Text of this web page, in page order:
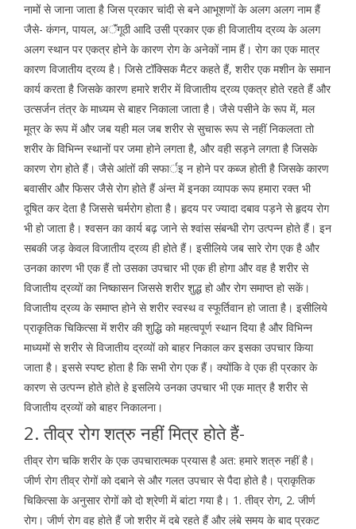
नामों से जाना जाता है जिस प्रकार चांदी से बने आभूशणों के अलग अलग नाम हैं
जैसे- कंगन, पायल, अॅंगूठी आदि उसी प्रकार एक ही विजातीय द्रव्य के अलग
अलग स्थान पर एकत्र होने के कारण रोग के अनेकों नाम हैं। रोग का एक मात्र
कारण विजातीय द्रव्य है। जिसे टॉक्सिक मैटर कहते हैं, शरीर एक मशीन के समान
कार्य करता है जिसके कारण हमारे शरीर में विजातीय द्रव्य एकत्र होते रहते हैं और
उत्सर्जन तंत्र के माध्यम से बाहर निकाला जाता है। जैसे पसीने के रूप में, मल
मूत्र के रूप में और जब यही मल जब शरीर से सुचारू रूप से नहीं निकलता तो
शरीर के विभिन्न स्थानों पर जमा होने लगता है, और वही सड़ने लगता है जिसके
कारण रोग होते हैं। जैसे आंतों की सफार्इ न होने पर कब्ज होती है जिसके कारण
बवासीर और फिसर जैसे रोग होते हैं अंन्त में इनका व्यापक रूप हमारा रक्त भी
दूषित कर देता है जिससे चर्मरोग होता है। हृदय पर ज्यादा दबाव पड़ने से हृदय रोग
भी हो जाता है। श्वसन का कार्य बढ़ जाने से श्वांस संबन्धी रोग उत्पन्न होते हैं। इन
सबकी जड़ केवल विजातीय द्रव्य ही होते हैं। इसीलिये जब सारे रोग एक है और
उनका कारण भी एक हैं तो उसका उपचार भी एक ही होगा और वह है शरीर से
विजातीय द्रव्यों का निष्कासन जिससे शरीर शुद्ध हो और रोग समाप्त हो सकें।
विजातीय द्रव्य के समाप्त होने से शरीर स्वस्थ व स्फूर्तिवान हो जाता है। इसीलिये
प्राकृतिक चिकित्सा में शरीर की शुद्धि को महत्वपूर्ण स्थान दिया है और विभिन्न
माध्यमों से शरीर से विजातीय द्रव्यों को बाहर निकाल कर इसका उपचार किया
जाता है। इससे स्पष्ट होता है कि सभी रोग एक हैं। क्योंकि वे एक ही प्रकार के
कारण से उत्पन्न होते होते हे इसलिये उनका उपचार भी एक मात्र है शरीर से
विजातीय द्रव्यों को बाहर निकालना।
2. तीव्र रोग शत्रु नहीं मित्र होते हैं-
तीव्र रोग चकि शरीर के एक उपचारात्मक प्रयास है अत: हमारे शत्रु नहीं है।
जीर्ण रोग तीव्र रोगों को दबाने से और गलत उपचार से पैदा होते है। प्राकृतिक
चिकित्सा के अनुसार रोगों को दो श्रेणी में बांटा गया है। 1. तीव्र रोग, 2. जीर्ण
रोग। जीर्ण रोग वह होते हैं जो शरीर में दबे रहते हैं और लंबे समय के बाद प्रकट